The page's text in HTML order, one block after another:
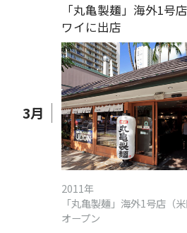
3月
「丸亀製麺」海外1号
ワイに出店
2011年
「丸亀製麺」海外1号店（米
オープン